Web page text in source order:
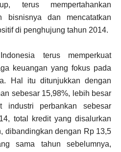
terus mempertahankan
bisnisnya dan mencatatkan
di penghujung tahun 2014.
terus memperkuat
keuangan yang fokus pada
Hal itu ditunjukkan dengan
sebesar 15,98%, lebih besar
industri perbankan sebesar
total kredit yang disalurkan
dibandingkan dengan Rp 13,5
sama tahun sebelumnya,